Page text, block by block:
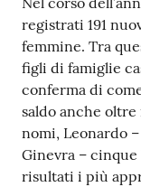
registrati 191
femmine. Tra
figli di famiglie
conferma di
saldo anche
nomi, Leonardo
Ginevra – cinque
risultati i più